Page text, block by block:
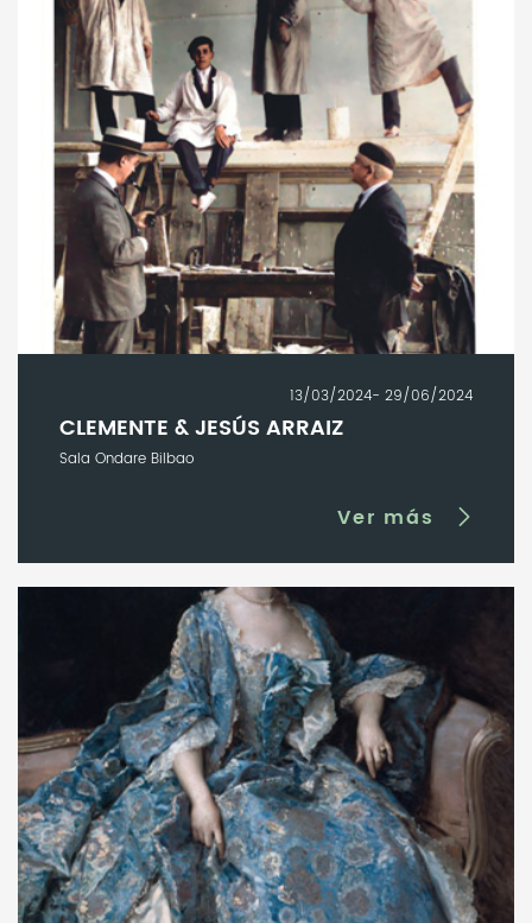
13/03/2024- 29/06/2024
CLEMENTE & JESÚS ARRAIZ
Sala Ondare Bilbao
Ver más